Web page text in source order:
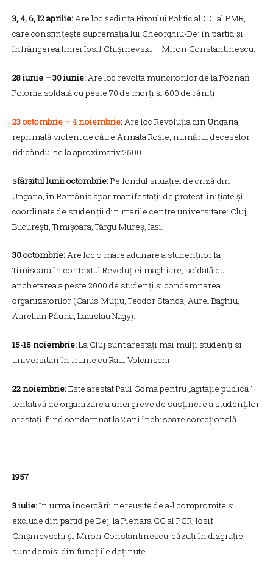
3, 4, 6, 12 aprilie:Are loc ședința Biroului Politic al CC al PMR,
care consfințește supremația lui Gheorghiu-Dej în partid și
înfrângerea liniei Iosif Chișinevski – Miron Constantinescu.
28 iunie – 30 iunie:Are loc revolta muncitorilor de la Poznań –
Polonia soldată cu peste 70 de morți și 600 de răniți.
23 octombrie – 4 noiembrie:Are loc Revoluția din Ungaria,
reprimată violent de către Armata Roșie, numărul deceselor
ridicându-se la aproximativ 2500.
sfârșitul lunii octombrie:Pe fondul situației de criză din
Ungaria, în România apar manifestații de protest, inițiate și
coordinate de studenții din marile centre universitare: Cluj,
București, Timișoara, Târgu Mureș, Iași.
30 octombrie:Are loc o mare adunare a studenților la
Timișoara în contextul Revoluției maghiare, soldată cu
anchetarea a peste 2000 de studenți și condamnarea
organizatorilor (Caius Muțiu, Teodor Stanca, Aurel Baghiu,
Aurelian Păuna, Ladislau Nagy).
15-16 noiembrie:La Cluj sunt arestați mai mulți studenți si
universitari în frunte cu Raul Volcinschi.
22 noiembrie:Este arestat Paul Goma pentru „agitație publică” –
tentativă de organizare a unei greve de susținere a studenților
arestați, fiind condamnat la 2 ani închisoare corecțională.
1957
3 iulie:În urma încercării nereușite de a-l compromite și
exclude din partid pe Dej, la Plenara CC al PCR, Iosif
Chișinevschi și Miron Constantinescu, căzuți în dizgrație,
sunt demiși din funcțiile deținute.